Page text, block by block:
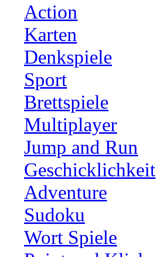
Action
Karten
Denkspiele
Sport
Brettspiele
Multiplayer
Jump and Run
Geschicklichkeit
Adventure
Sudoku
Wort Spiele